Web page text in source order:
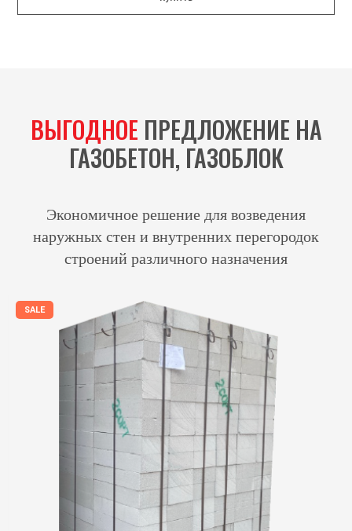
ВЫГОДНОЕ ПРЕДЛОЖЕНИЕ НА
ГАЗОБЕТОН, ГАЗОБЛОК
Экономичное решение для возведения
наружных стен и внутренних перегородок
строений различного назначения
SALE